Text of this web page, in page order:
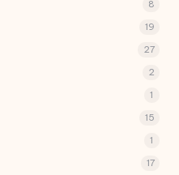
8
19
27
2
1
15
1
17